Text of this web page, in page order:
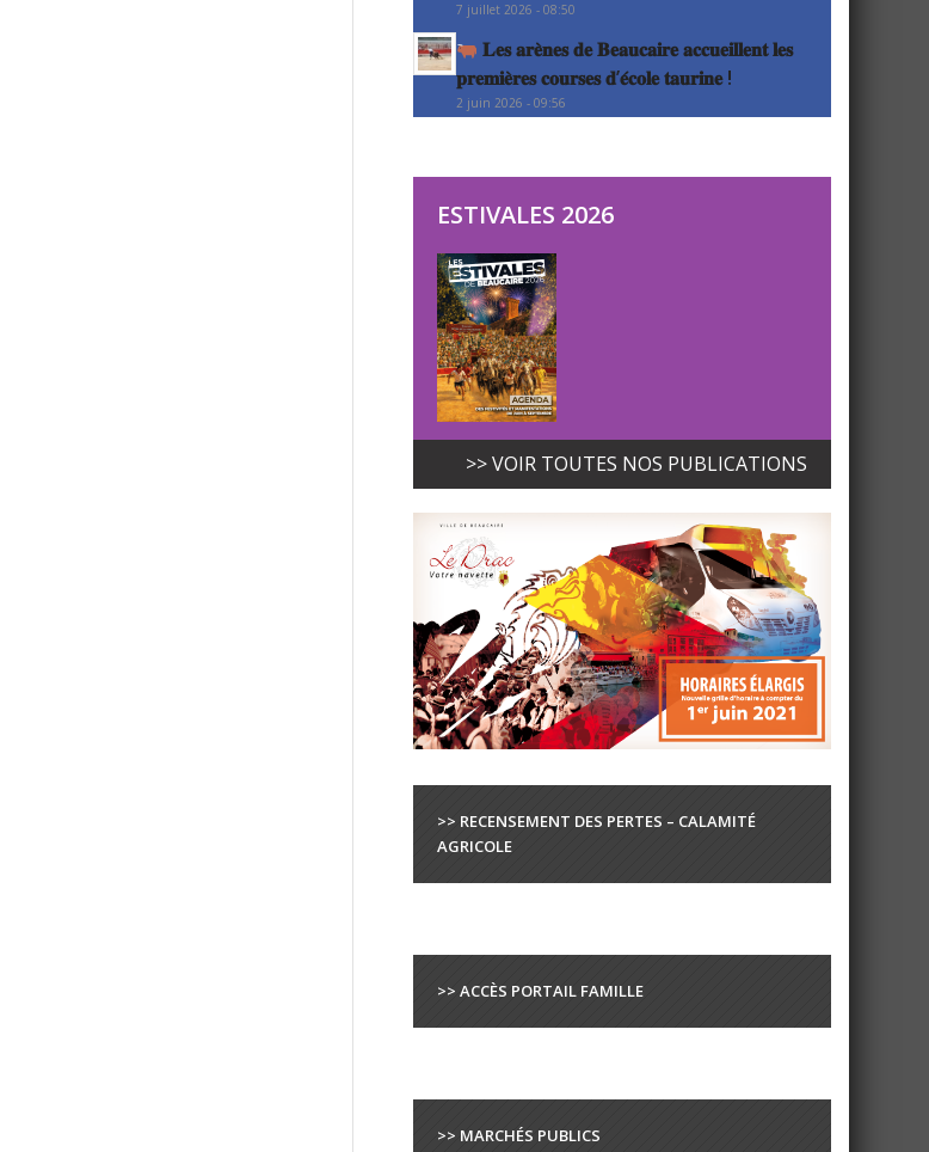
7 juillet 2026 - 08:50
𝐋𝐞𝐬 𝐚𝐫𝐞̀𝐧𝐞𝐬 𝐝𝐞 𝐁𝐞𝐚𝐮𝐜𝐚𝐢𝐫𝐞 𝐚𝐜𝐜𝐮𝐞𝐢𝐥𝐥𝐞𝐧𝐭 𝐥𝐞𝐬
𝐩𝐫𝐞𝐦𝐢𝐞̀𝐫𝐞𝐬 𝐜𝐨𝐮𝐫𝐬𝐞𝐬 𝐝’𝐞́𝐜𝐨𝐥𝐞 𝐭𝐚𝐮𝐫𝐢𝐧𝐞 !
2 juin 2026 - 09:56
ESTIVALES 2026
>> VOIR TOUTES NOS PUBLICATIONS
>> RECENSEMENT DES PERTES – CALAMITÉ
AGRICOLE
>> ACCÈS PORTAIL FAMILLE
>> MARCHÉS PUBLICS